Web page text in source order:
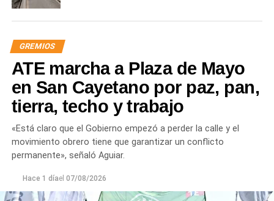
GREMIOS
ATE marcha a Plaza de Mayo
en San Cayetano por paz, pan,
tierra, techo y trabajo
«Está claro que el Gobierno empezó a perder la calle y el
movimiento obrero tiene que garantizar un conflicto
permanente», señaló Aguiar.
Hace 1 díael 07/08/2026